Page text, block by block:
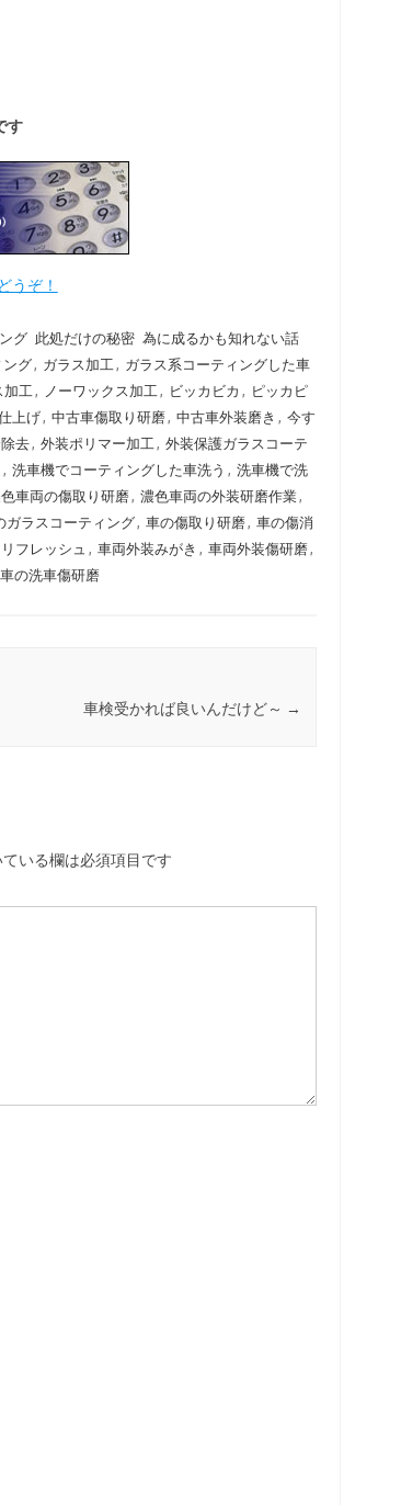
す
うぞ！
グ 此処だけの秘密 為に成るかも知れない話
ング, ガラス加工 , ガラス系コーティングした車
加工 , ノーワックス加工 , ビッカビカ , ピッカピ
上げ, 中古車傷取り研磨, 中古車外装磨き , 今す
去, 外装ポリマー加工 , 外装保護ガラスコーテ
, 洗車機でコーティングした車洗う , 洗車機で洗
車両の傷取り研磨, 濃色車両の外装研磨作業,
ガラスコーティング, 車の傷取り研磨, 車の傷消
フレッシュ , 車両外装みがき , 車両外装傷研磨,
の洗車傷研磨
車検受かれば良いんだけど～ →
いる欄は必須項目です